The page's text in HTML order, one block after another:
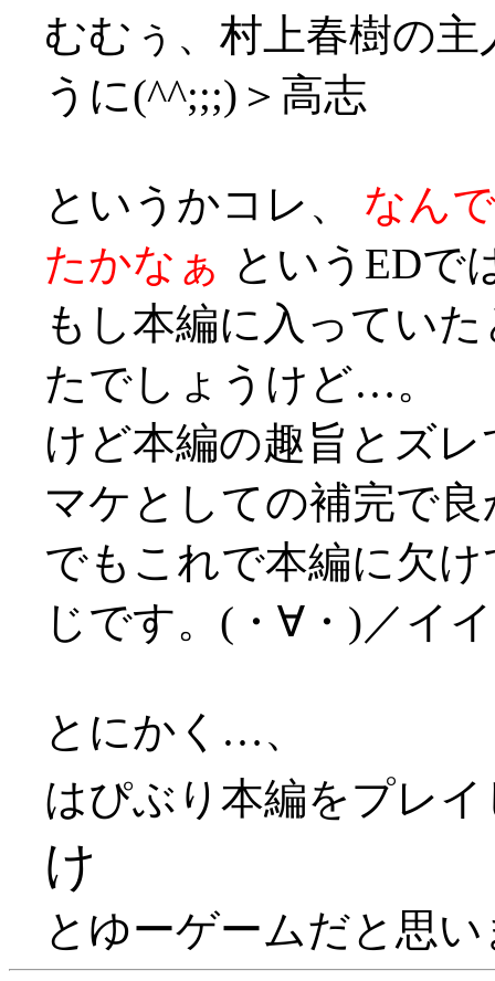
むむぅ、村上春樹の
うに(^^;;;)＞高志
というかコレ、 なん
たかなぁ というEDで
もし本編に入ってい
たでしょうけど…。
けど本編の趣旨とズ
マケとしての補完で
でもこれで本編に欠
じです。(・∀・)／イ
とにかく…、
はぴぶり本編をプレ
け
とゆーゲームだと思